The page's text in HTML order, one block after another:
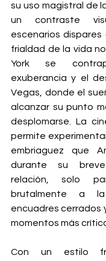
su uso magistral de
un contraste
escenarios dispares
frialdad de la vida
York se
exuberancia y el
Vegas, donde el
alcanzar su punto
desplomarse. La
permite
embriaguez que
durante su
relación, solo
brutalmente a
encuadres cerrados
momentos más
Con un estilo